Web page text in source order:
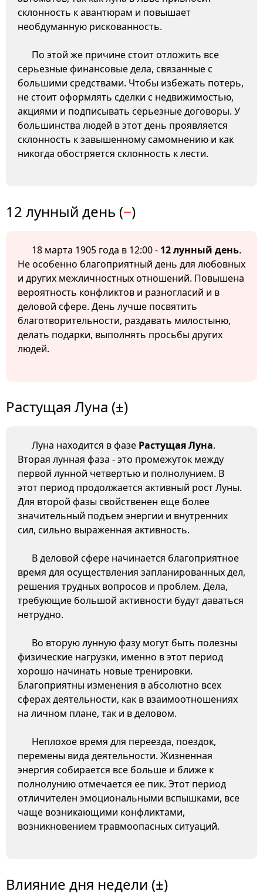
склонность к авантюрам и повышает
необдуманную рискованность.
По этой же причине стоит отложить все
серьезные финансовые дела, связанные с
большими средствами. Чтобы избежать потерь,
не стоит оформлять сделки с недвижимостью,
акциями и подписывать серьезные договоры. У
большинства людей в этот день проявляется
склонность к завышенному самомнению и как
никогда обостряется склонность к лести.
12 лунный день (−)
18 марта 1905 года в 12:00 - 12 лунный день.
Не особенно благоприятный день для любовных
и других межличностных отношений. Повышена
вероятность конфликтов и разногласий и в
деловой сфере. День лучше посвятить
благотворительности, раздавать милостыню,
делать подарки, выполнять просьбы других
людей.
Растущая Луна (±)
Луна находится в фазе Растущая Луна.
Вторая лунная фаза - это промежуток между
первой лунной четвертью и полнолунием. В
этот период продолжается активный рост Луны.
Для второй фазы свойственен еще более
значительный подъем энергии и внутренних
сил, сильно выраженная активность.
В деловой сфере начинается благоприятное
время для осуществления запланированных дел,
решения трудных вопросов и проблем. Дела,
требующие большой активности будут даваться
нетрудно.
Во вторую лунную фазу могут быть полезны
физические нагрузки, именно в этот период
хорошо начинать новые тренировки.
Благоприятны изменения в абсолютно всех
сферах деятельности, как в взаимоотношениях
на личном плане, так и в деловом.
Неплохое время для переезда, поездок,
перемены вида деятельности. Жизненная
энергия собирается все больше и ближе к
полнолунию отмечается ее пик. Этот период
отличителен эмоциональными вспышками, все
чаще возникающими конфликтами,
возникновением травмоопасных ситуаций.
Влияние дня недели (±)